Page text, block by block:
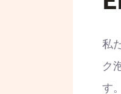
私
ク
す。